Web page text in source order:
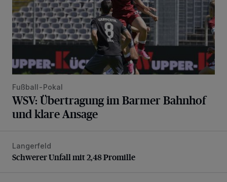
Fußball-Pokal
WSV: Übertragung im Barmer Bahnhof
und klare Ansage
Schwerer Unfall mit 2,48 Promille
Langerfeld
Schwerer Unfall mit 2,48 Promille